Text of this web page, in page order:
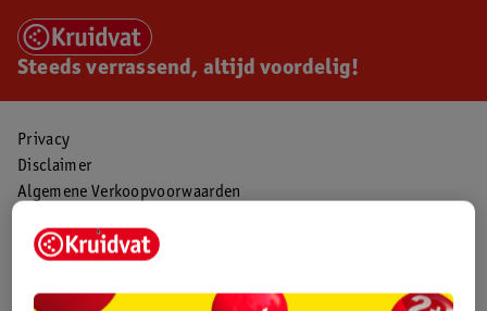
Steeds verrassend, altijd voordelig!
Privacy
Disclaimer
Algemene Verkoopvoorwaarden